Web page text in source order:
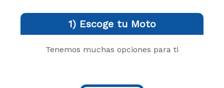
1) Escoge tu Moto
Tenemos muchas opciones para ti